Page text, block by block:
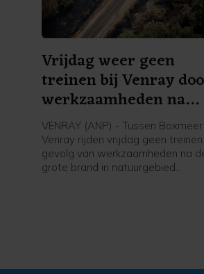
Vrijdag weer geen
treinen bij Venray
werkzaamheden na
brand
VENRAY (ANP) - Tussen
Venray rijden vrijdag geen
gevolg van werkzaamheden na
grote brand in natuurgebied